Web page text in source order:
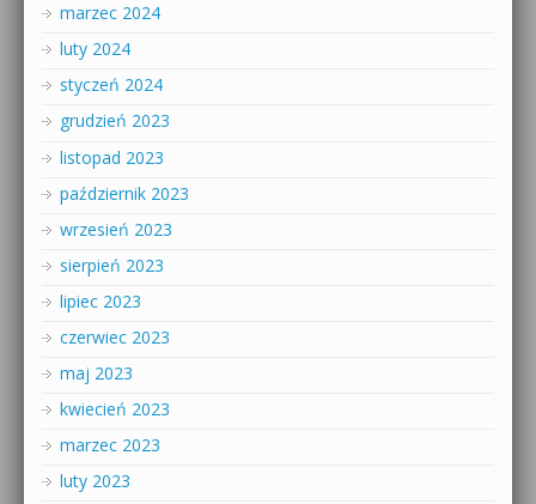
marzec 2024
luty 2024
styczeń 2024
grudzień 2023
listopad 2023
październik 2023
wrzesień 2023
sierpień 2023
lipiec 2023
czerwiec 2023
maj 2023
kwiecień 2023
marzec 2023
luty 2023